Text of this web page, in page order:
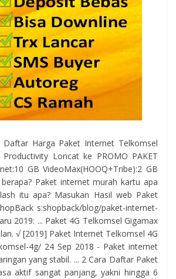
Harga Paket Internet Telkomsel
Loncat ke PROMO PAKET
GB VideoMax(HOOQ+Tribe):2 GB
Paket internet murah kartu apa
itu apa? Masukan Hasil web Paket
s:shopback/blog/paket-internet-
2019: ... Paket 4G Telkomsel Gigamax
√ [2019] Paket Internet Telkomsel 4G
4g/ 24 Sep 2018 - Paket internet
yang stabil. ... 2 Cara Daftar Paket
aktif sangat panjang, yakni hingga 6